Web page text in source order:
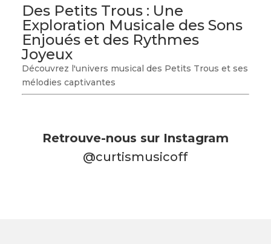
Des Petits Trous : Une
Exploration Musicale des Sons
Enjoués et des Rythmes
Joyeux
Découvrez l'univers musical des Petits Trous et ses
mélodies captivantes
Retrouve-nous sur Instagram
@curtismusicoff